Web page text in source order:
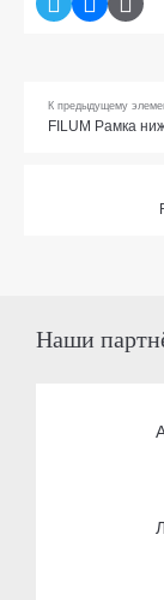
К предыдущему
FILUM Рамка
Наши